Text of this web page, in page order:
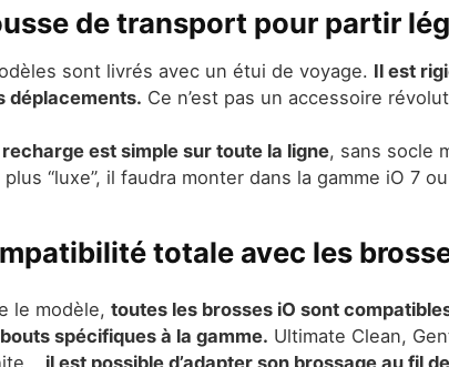
de transport pour partir
sont livrés avec un étui de voyage. Il est
déplacements. Ce n’est pas un accessoire
recharge est simple sur toute la ligne, sans socle
“luxe”, il faudra monter dans la gamme iO 7
totale avec les
le modèle, toutes les brosses iO sont
spécifiques à la gamme. Ultimate Clean,
il est possible d’adapter son brossage au fil